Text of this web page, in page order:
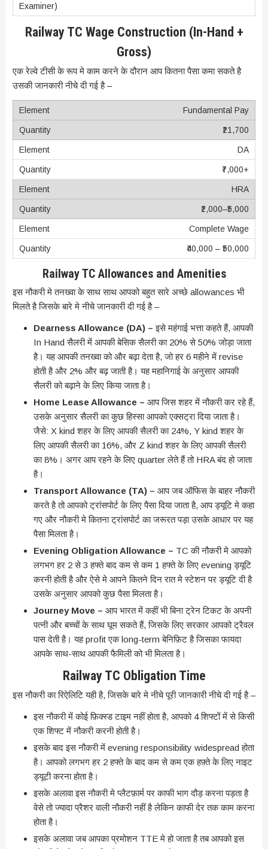
Railway TC Wage Construction (In-Hand +
Gross)
एक रेल्वे टीसी के रूप मे काम करने के दौरान आप कितना पैसा कमा सकते है
उसकी जानकारी नीचे दी गई है –
Fundamental Pay
₹21,700
DA
₹7,000+
HRA
₹2,000–₹5,000
Complete Wage
₹40,000 – ₹50,000
Railway TC Allowances and Amenities
इस नौकरी मे तनख्वा के साथ साथ आपको बहुत सारे अच्छे allowances भी
मिलते है जिसके बारे मे नीचे जानकारी दी गई है –
Dearness Allowance (DA) –इसे महंगाई भत्ता कहते हैं, आपकी
In Hand सैलरी में आपकी बेसिक सैलरी का 20% से 50% जोड़ा जाता
है। यह आपकी तनख्वा को और बढ़ा देता है, जो हर 6 महीने में revise
होती है और 2% और बढ़ जाती है। यह महानिगाई के अनुसार आपकी
सैलरी को बढ़ाने के लिए किया जाता है।
Home Lease Allowance – आप जिस शहर में नौकरी कर रहे हैं,
उसके अनुसार सैलरी का कुछ हिस्सा आपको एक्सट्रा दिया जाता है।
जैसे: X kind शहर के लिए आपकी सैलरी का 24%, Y kind शहर के
लिए आपकी सैलरी का 16%, और Z kind शहर के लिए आपकी सैलरी
का 8%। अगर आप रहने के लिए quarter लेते हैं तो HRA बंद हो जाता
है।
Transport Allowance (TA) – आप जब ऑफिस के बाहर नौकरी
करते है तो आपको ट्रांसपोर्ट के लिए पैसा दिया जाता है, आप ड्यूटि मे कहा
गए और नौकरी मे कितना ट्रांसपोर्ट का जरूरत पड़ा उसके आधार पर यह
पैसा मिलता है।
Evening Obligation Allowance – TC की नौकरी मे आपको
लगभग हर 2 से 3 हफ्ते बाद कम से कम 1 हफ्ते के लिए evening ड्यूटि
करनी होती है और ऐसे मे आपने कितने दिन रात मे स्टेशन पर ड्यूटि दी है
उसके अनुसार आपको कुछ पैसा मिलता है।
Journey Move – आप भारत में कहीं भी बिना ट्रेन टिकट के अपनी
पत्नी और बच्चों के साथ घूम सकते हैं, जिसके लिए सरकार आपको ट्रैवल
पास देती है। यह profit एक long-term बेनिफ़िट है जिसका फायदा
आपके साथ-साथ आपकी फैमिली को भी मिलता है।
Railway TC Obligation Time
इस नौकरी का रिऐलिटि यही है, जिसके बारे मे नीचे पूरी जानकारी नीचे दी गई है –
इस नौकरी में कोई फ़िक्स्ड टाइम नहीं होता है, आपको 4 शिफ्टों में से किसी
एक शिफ्ट में नौकरी करनी होती है।
इसके बाद इस नौकरी में evening responsibility widespread होता
है। आपको लगभग हर 2 हफ्ते के बाद कम से कम एक हफ़्ते के लिए नाइट
ड्यूटी करना होता है।
इसके अलावा इस नौकरी मे प्लैटफ़ार्म पर काफी भाग दौड़ करना पड़ता है
वेसे तो ज्यादा प्रैशर वाली नौकरी नहीं है लेकिन काफी देर तक काम करना
होता है।
इसके अलावा जब आपका प्रमोशन TTE मे हो जाता है तब आपको इस